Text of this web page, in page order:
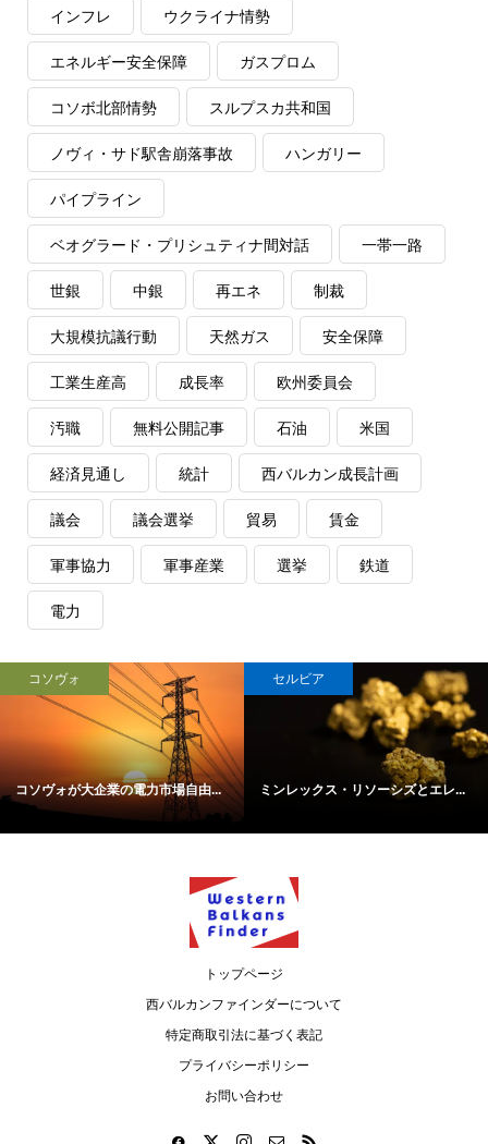
インフレ ウクライナ情勢
エネルギー安全保障 ガスプロム
コソボ北部情勢 スルプスカ共和国
ノヴィ・サド駅舎崩落事故 ハンガリー
パイプライン
ベオグラード・プリシュティナ間対話 一帯一路
世銀 中銀 再エネ 制裁
大規模抗議行動 天然ガス 安全保障
工業生産高 成長率 欧州委員会
汚職 無料公開記事 石油 米国
経済見通し 統計 西バルカン成長計画
議会 議会選挙 貿易 賃金
軍事協力 軍事産業 選挙 鉄道
電力
北マケドニア
北マケドニア、米国製ストライカ...
セルビア
セルビア中銀、Viber上での不当
トップページ
西バルカンファインダーについて
特定商取引法に基づく表記
プライバシーポリシー
お問い合わせ